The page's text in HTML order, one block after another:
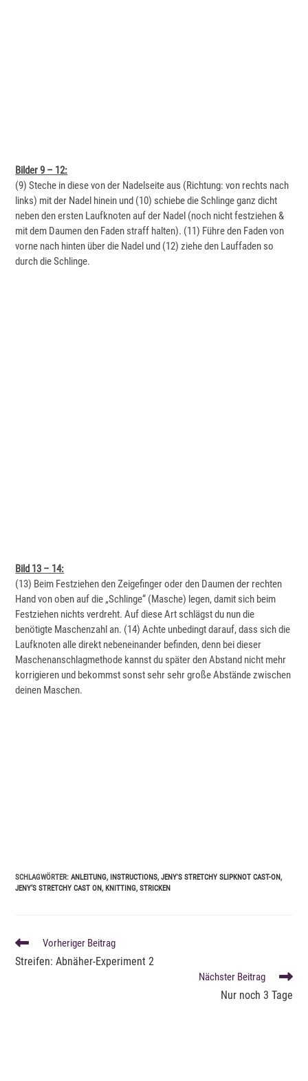
Bilder 9 – 12:
(9) Steche in diese von der Nadelseite aus (Richtung: von rechts nach
links) mit der Nadel hinein und (10) schiebe die Schlinge ganz dicht
neben den ersten Laufknoten auf der Nadel (noch nicht festziehen &
mit dem Daumen den Faden straff halten). (11) Führe den Faden von
vorne nach hinten über die Nadel und (12) ziehe den Lauffaden so
durch die Schlinge.
Bild 13 – 14:
(13) Beim Festziehen den Zeigefinger oder den Daumen der rechten
Hand von oben auf die „Schlinge“ (Masche) legen, damit sich beim
Festziehen nichts verdreht. Auf diese Art schlägst du nun die
benötigte Maschenzahl an. (14) Achte unbedingt darauf, dass sich die
Laufknoten alle direkt nebeneinander befinden, denn bei dieser
Maschenanschlagmethode kannst du später den Abstand nicht mehr
korrigieren und bekommst sonst sehr sehr große Abstände zwischen
deinen Maschen.
SCHLAGWÖRTER:ANLEITUNG, INSTRUCTIONS, JENY'S STRETCHY SLIPKNOT CAST-ON,
JENY‘S STRETCHY CAST ON, KNITTING, STRICKEN
WEITERE
ARTIKEL
ANSEHEN
Vorheriger Beitrag
Streifen: Abnäher-Experiment 2
Nächster Beitrag
Nur noch 3 Tage